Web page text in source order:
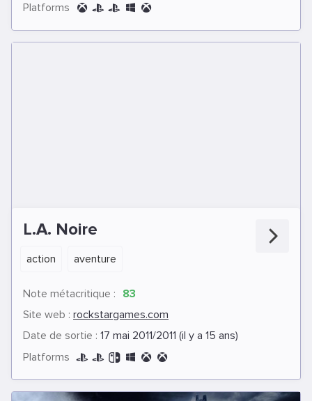
Platforms
L.A. Noire
action aventure
Note métacritique : 83
Site web : rockstargames.com
Date de sortie : 17 mai 2011/2011 (il y a 15 ans)
Platforms